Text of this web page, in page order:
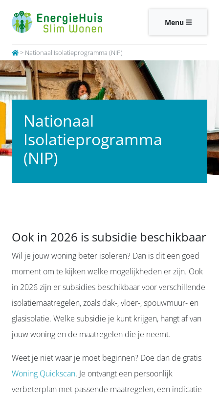
Menu
> Nationaal Isolatieprogramma (NIP)
Nationaal
Isolatieprogramma
(NIP)
Ook in 2026 is subsidie beschikbaar
Wil je jouw woning beter isoleren? Dan is dit een goed
moment om te kijken welke mogelijkheden er zijn. Ook
in 2026 zijn er subsidies beschikbaar voor verschillende
isolatiemaatregelen, zoals dak-, vloer-, spouwmuur- en
glasisolatie. Welke subsidie je kunt krijgen, hangt af van
jouw woning en de maatregelen die je neemt.
Weet je niet waar je moet beginnen? Doe dan de gratis
Woning Quickscan. Je ontvangt een persoonlijk
verbeterplan met passende maatregelen, een indicatie